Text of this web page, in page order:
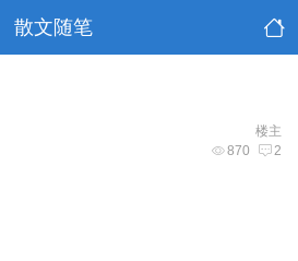
散文随笔
楼主
870 2